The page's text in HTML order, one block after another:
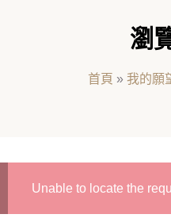
瀏
首頁 » 我的願
Unable to locate the